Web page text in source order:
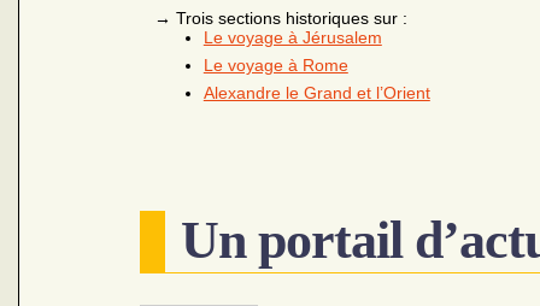
→ Trois sections historiques sur :
Le voyage à Jérusalem
Le voyage à Rome
Alexandre le Grand et l’Orient
Un portail